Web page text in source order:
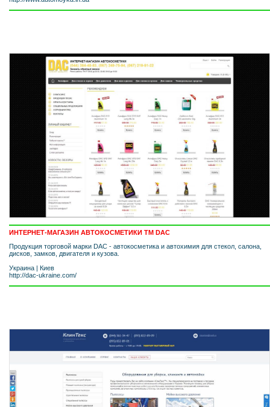
ИНТЕРНЕТ-МАГАЗИН АВТОКОСМЕТИКИ ТМ DAC
Продукция торговой марки DAC - автокосметика и автохимия для стекол, салона,
дисков, замков, двигателя и кузова.
Украина | Киев
http://dac-ukraine.com/